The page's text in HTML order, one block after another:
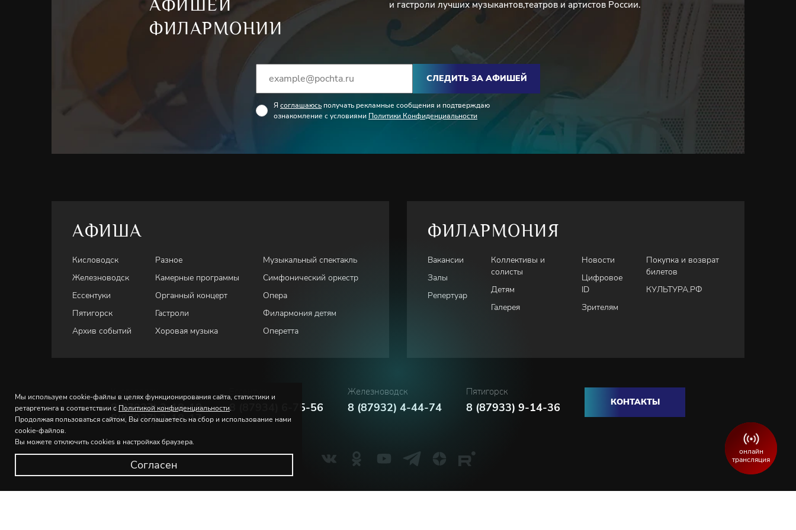
АФИШЕЙ
ФИЛАРМОНИИ
и гастроли лучших музыкантов,театров и артистов России.
СЛЕДИТЬ ЗА АФИШЕЙ
Я соглашаюсь получать рекламные сообщения и подтверждаю
ознакомление с условиями Политики Конфиденциальности
АФИША
Кисловодск
Железноводск
Ессентуки
Пятигорск
Архив событий
Разное
Камерные программы
Органный концерт
Гастроли
Хоровая музыка
Музыкальный спектакль
Симфонический оркестр
Опера
Филармония детям
Оперетта
ФИЛАРМОНИЯ
Вакансии
Залы
Репертуар
Коллективы и
солисты
Детям
Галерея
Новости
Цифровое
ID
Зрителям
Покупка и возврат
билетов
КУЛЬТУРА.РФ
Кисловодск
8(87937) 2-18-18
8(87937) 2-18-17
8 (87934) 6-75-56
Железноводск
8 (87932) 4-44-74
Пятигорск
8 (87933) 9-14-36 КОНТАКТЫ
Мы используем cookie-файлы в целях функционирования сайта, статистики и
ретаргетинга в соответствии с Политикой конфиденциальности.
Продолжая пользоваться сайтом, Вы соглашаетесь на сбор и использование нами
cookie-файлов.
Вы можете отключить cookies в настройках браузера.
Согласен
онлайн
трансляция